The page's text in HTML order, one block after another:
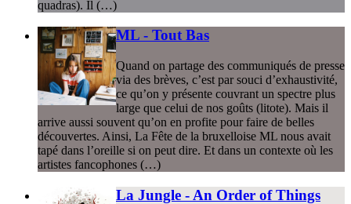
quadras). Il (…)
ML - Tout Bas
Quand on partage des communiqués de presse
via des brèves, c’est par souci d’exhaustivité,
ce qu’on y présente couvrant un spectre plus
large que celui de nos goûts (litote). Mais il
arrive aussi souvent qu’on en profite pour faire de belles
découvertes. Ainsi, La Fête de la bruxelloise ML nous avait
tapé dans l’oreille si on peut dire. Et dans un contexte où les
artistes fancophones (…)
La Jungle - An Order of Things